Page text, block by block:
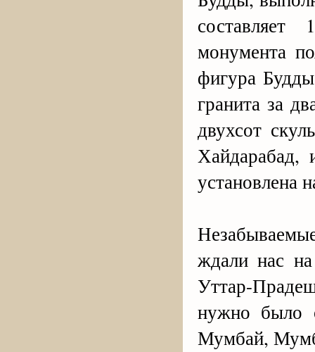
монумента
фигура
гранита за
двухсот
Хайдарабад,
установлена
ждали нас
Уттар-
нужно было
Мумбай,